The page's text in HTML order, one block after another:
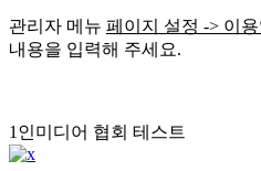
관리자 메뉴 페이지 설정 -> 이
내용을 입력해 주세요.
1인미디어 협회 테스트